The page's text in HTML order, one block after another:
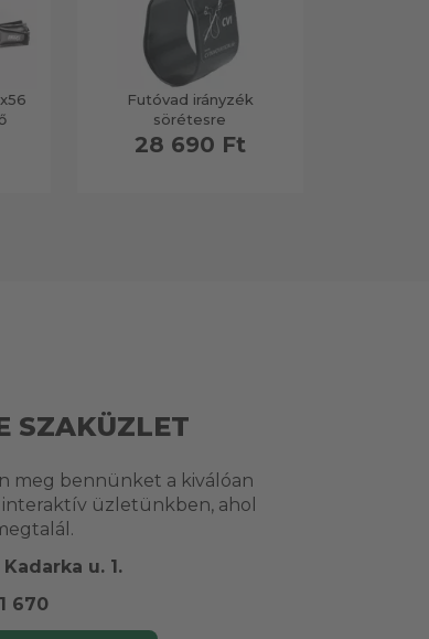
Futóvad irányzék
sörétesre
28 690 Ft
SZAKÜZLET
meg bennünket a kiválóan
üzletünkben, ahol
u. 1.
670